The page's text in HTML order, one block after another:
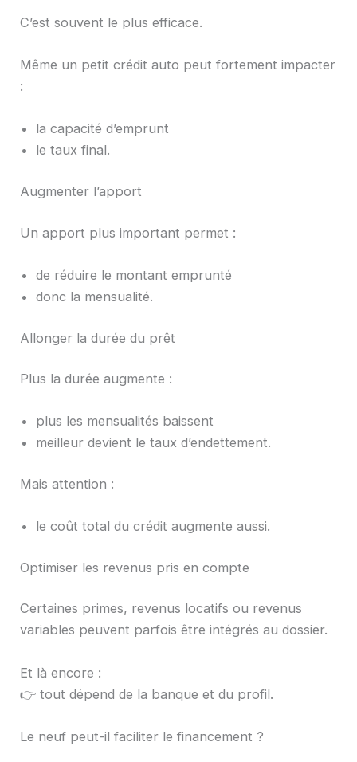
C’est souvent le plus efficace.
Même un petit crédit auto peut fortement impacter
:
la capacité d’emprunt
le taux final.
Augmenter l’apport
Un apport plus important permet :
de réduire le montant emprunté
donc la mensualité.
Allonger la durée du prêt
Plus la durée augmente :
plus les mensualités baissent
meilleur devient le taux d’endettement.
Mais attention :
le coût total du crédit augmente aussi.
Optimiser les revenus pris en compte
Certaines primes, revenus locatifs ou revenus
variables peuvent parfois être intégrés au dossier.
Et là encore :
👉 tout dépend de la banque et du profil.
Le neuf peut-il faciliter le financement ?